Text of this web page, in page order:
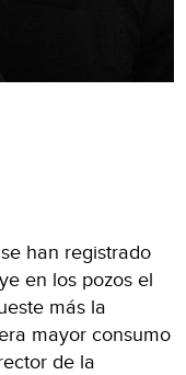
han registrado
en los pozos el
más la
mayor consumo
de la